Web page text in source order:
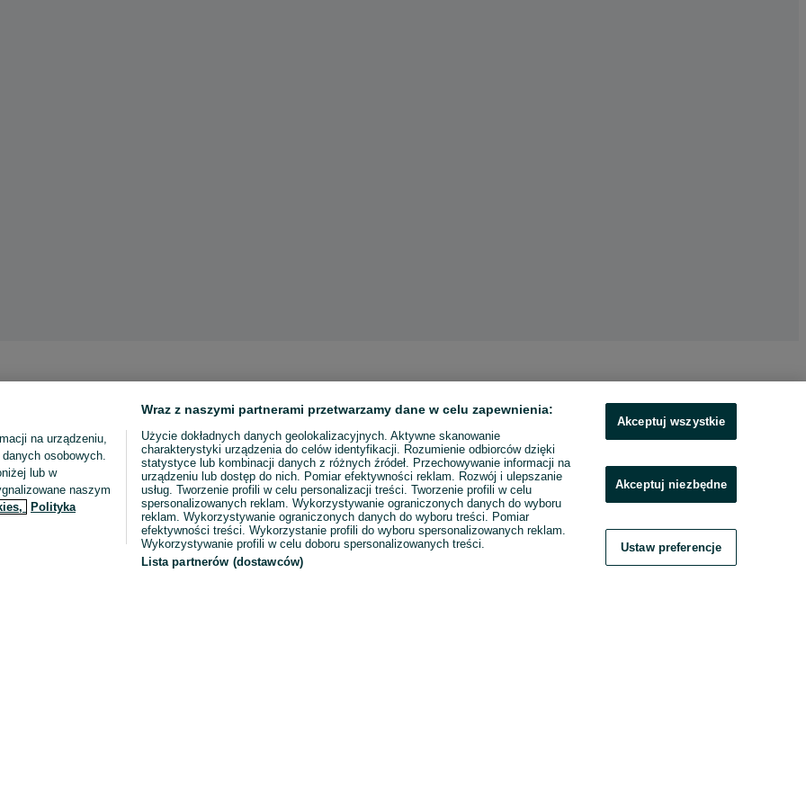
na urządzeniu,
osobowych.
lub w
naszym
Polityka
Wraz z naszymi partnerami przetwarzamy dane w celu zapewnienia:
Użycie dokładnych danych geolokalizacyjnych. Aktywne skanowanie
charakterystyki urządzenia do celów identyfikacji. Rozumienie odbiorców dzięki
statystyce lub kombinacji danych z różnych źródeł. Przechowywanie informacji na
urządzeniu lub dostęp do nich. Pomiar efektywności reklam. Rozwój i ulepszanie
usług. Tworzenie profili w celu personalizacji treści. Tworzenie profili w celu
spersonalizowanych reklam. Wykorzystywanie ograniczonych danych do wyboru
reklam. Wykorzystywanie ograniczonych danych do wyboru treści. Pomiar
efektywności treści. Wykorzystanie profili do wyboru spersonalizowanych reklam.
Wykorzystywanie profili w celu doboru spersonalizowanych treści.
Lista partnerów (dostawców)
Akceptuj wszystkie
Akceptuj niezbędne
Ustaw preferencje